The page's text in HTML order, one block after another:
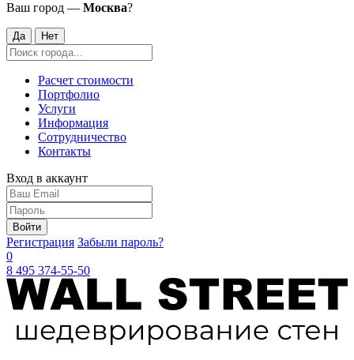
Ваш город — Москва?
Да Нет
Расчет стоимости
Портфолио
Услуги
Информация
Сотрудничество
Контакты
Вход в аккаунт
Войти
Регистрация Забыли пароль?
0
8 495 374-55-50